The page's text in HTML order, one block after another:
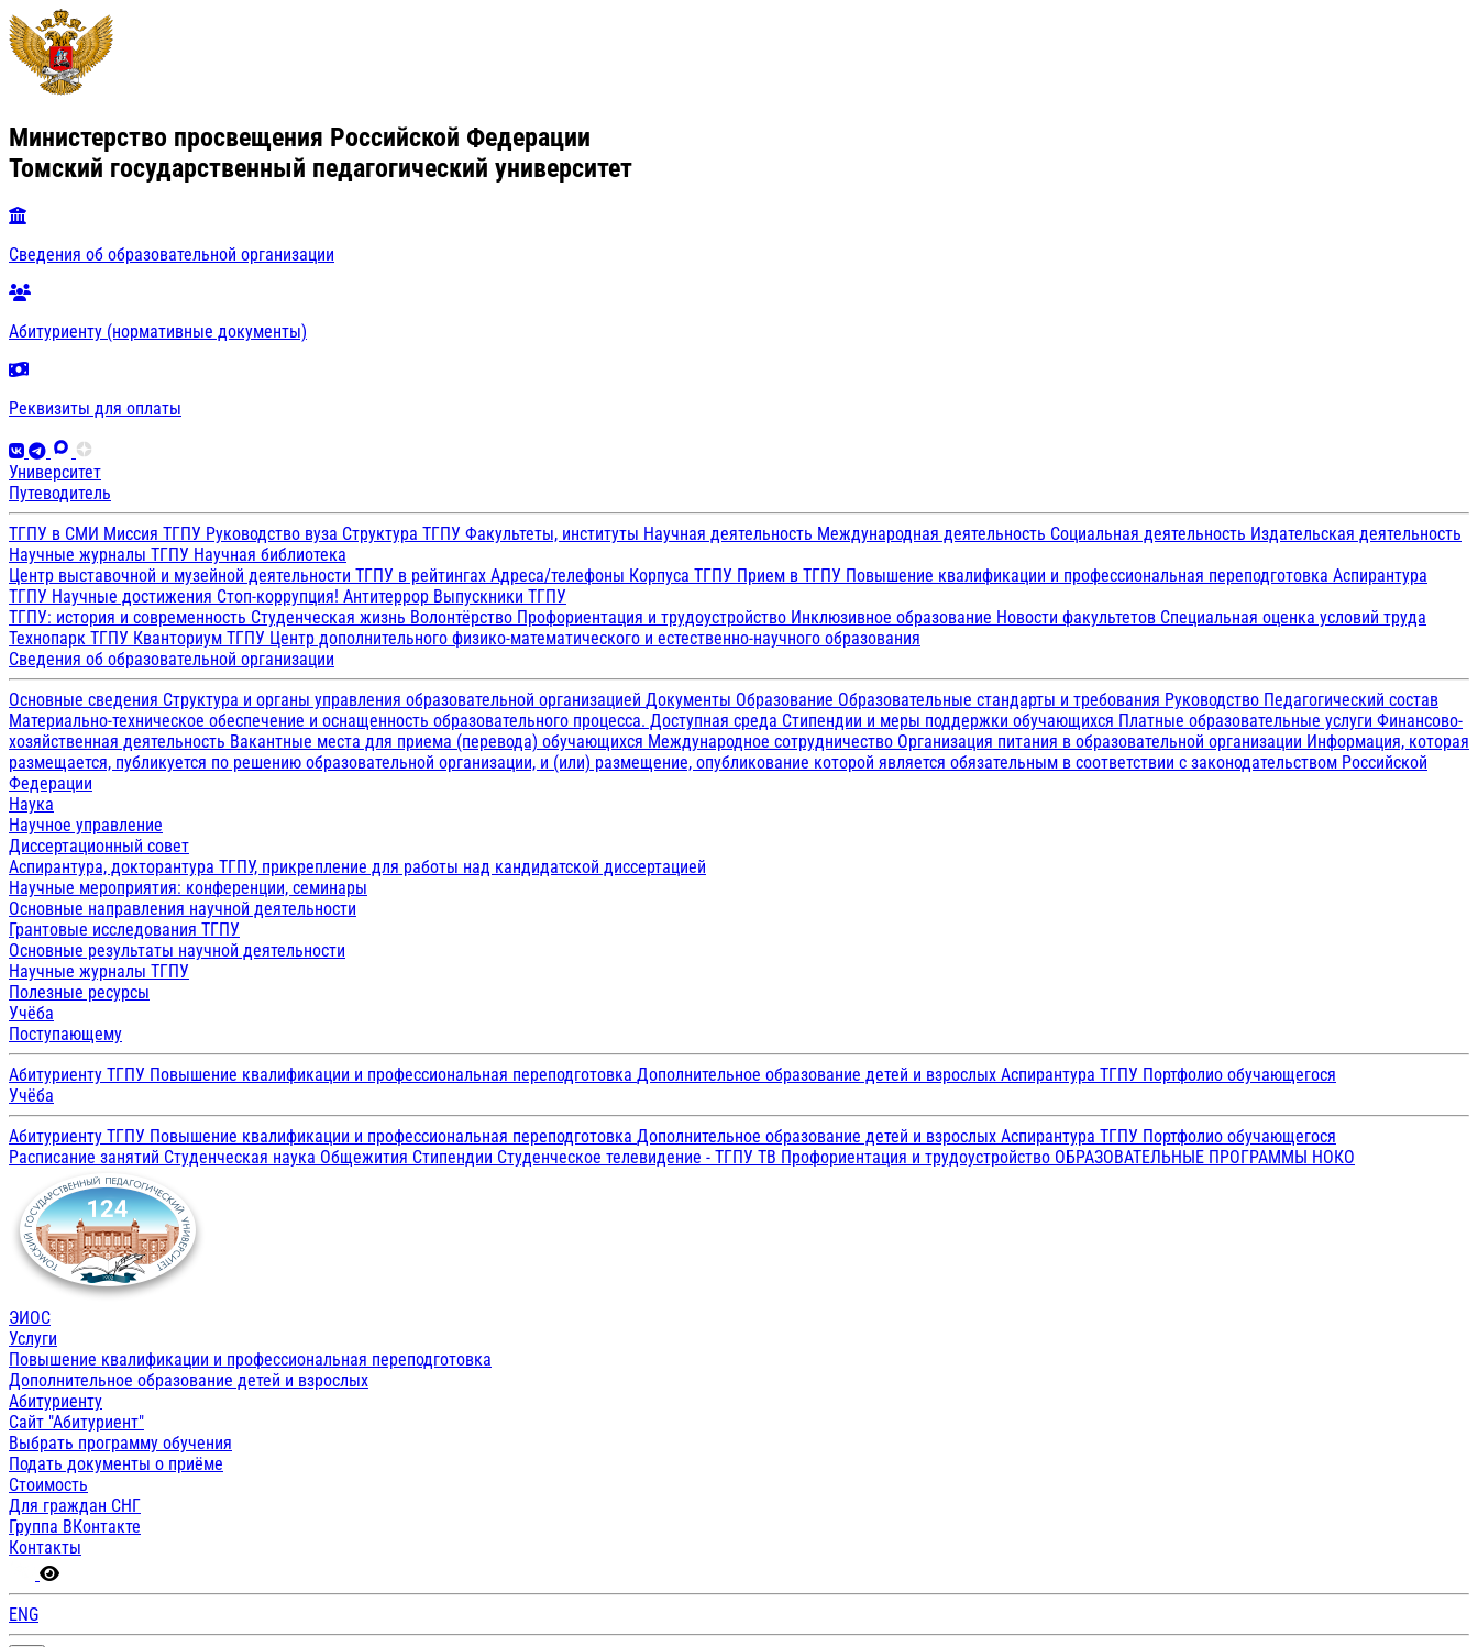
Министерство просвещения Российской Федерации
Томский государственный педагогический университет
Сведения об образовательной организации
Абитуриенту (нормативные документы)
Реквизиты для оплаты
Университет
Путеводитель
ТГПУ в СМИ Миссия ТГПУ Руководство вуза Структура ТГПУ Факультеты, институты Научная деятельность Международная деятельность Социальная деятельность Издательская деятельность
Научные журналы ТГПУ Научная библиотека
Центр выставочной и музейной деятельности ТГПУ в рейтингах Адреса/телефоны Корпуса ТГПУ Прием в ТГПУ Повышение квалификации и профессиональная переподготовка Аспирантура
ТГПУ Научные достижения Стоп-коррупция! Антитеррор Выпускники ТГПУ
ТГПУ: история и современность Студенческая жизнь Волонтёрство Профориентация и трудоустройство Инклюзивное образование Новости факультетов Специальная оценка условий труда
Технопарк ТГПУ Кванториум ТГПУ Центр дополнительного физико-математического и естественно-научного образования
Сведения об образовательной организации
Основные сведения Структура и органы управления образовательной организацией Документы Образование Образовательные стандарты и требования Руководство Педагогический состав
Материально-техническое обеспечение и оснащенность образовательного процесса. Доступная среда Стипендии и меры поддержки обучающихся Платные образовательные услуги Финансово-
хозяйственная деятельность Вакантные места для приема (перевода) обучающихся Международное сотрудничество Организация питания в образовательной организации Информация, которая
размещается, публикуется по решению образовательной организации, и (или) размещение, опубликование которой является обязательным в соответствии с законодательством Российской
Федерации
Наука
Научное управление
Диссертационный совет
Аспирантура, докторантура ТГПУ, прикрепление для работы над кандидатской диссертацией
Научные мероприятия: конференции, семинары
Основные направления научной деятельности
Грантовые исследования ТГПУ
Основные результаты научной деятельности
Научные журналы ТГПУ
Полезные ресурсы
Учёба
Поступающему
Абитуриенту ТГПУ Повышение квалификации и профессиональная переподготовка Дополнительное образование детей и взрослых Аспирантура ТГПУ Портфолио обучающегося
Учёба
Абитуриенту ТГПУ Повышение квалификации и профессиональная переподготовка Дополнительное образование детей и взрослых Аспирантура ТГПУ Портфолио обучающегося
Расписание занятий Студенческая наука Общежития Стипендии Студенческое телевидение - ТГПУ ТВ Профориентация и трудоустройство ОБРАЗОВАТЕЛЬНЫЕ ПРОГРАММЫ НОКО
ЭИОС
Услуги
Повышение квалификации и профессиональная переподготовка
Дополнительное образование детей и взрослых
Абитуриенту
Сайт "Абитуриент"
Выбрать программу обучения
Подать документы о приёме
Стоимость
Для граждан СНГ
Группа ВКонтакте
Контакты
ENG